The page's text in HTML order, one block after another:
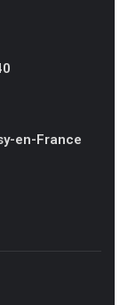
en-France